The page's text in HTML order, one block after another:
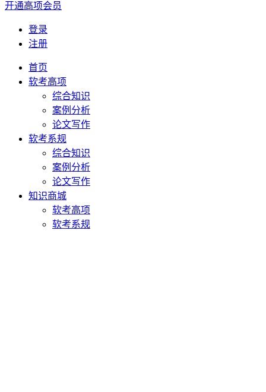
开通高项会员
登录
注册
首页
软考高项
综合知识
案例分析
论文写作
软考系规
综合知识
案例分析
论文写作
知识商城
软考高项
软考系规